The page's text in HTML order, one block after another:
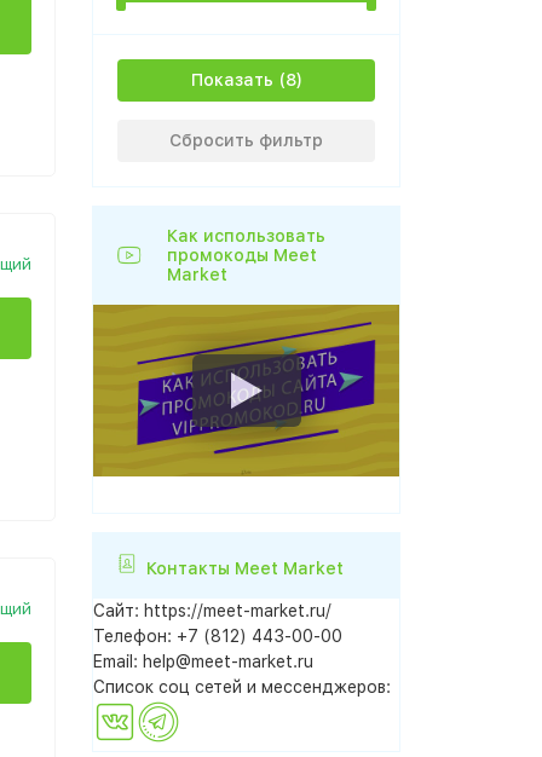
Показать
Сбросить фильтр
Как использовать
промокоды Meet
Market
Контакты Meet Market
Сайт: https://meet-market.ru/
Телефон: +7 (812) 443-00-00
Email: help@meet-market.ru
Список соц сетей и мессенджеров: